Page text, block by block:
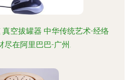
空拔罐器 中华传统艺术-经络
尽在阿里巴巴-广州.